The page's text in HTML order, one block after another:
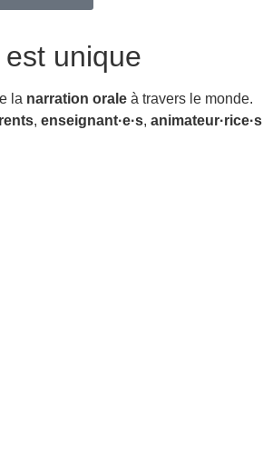
est unique
la narration orale à travers le monde.
, enseignant·e·s, animateur·rice·s